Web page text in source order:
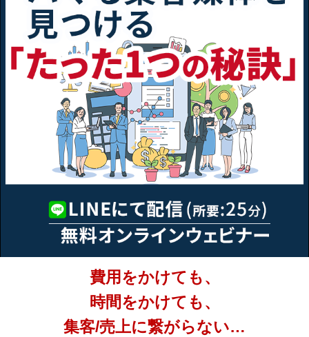
費用をかけても、
時間をかけても、
集客/売上に繋がらない…